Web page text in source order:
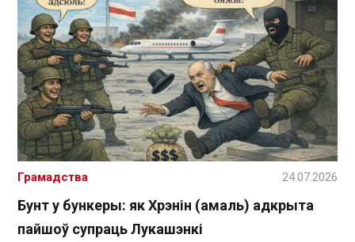
Бунт у бункеры: як Хрэнін (амаль) адкрыта
пайшоў супраць Лукашэнкі
Грамадства 24.07.2026